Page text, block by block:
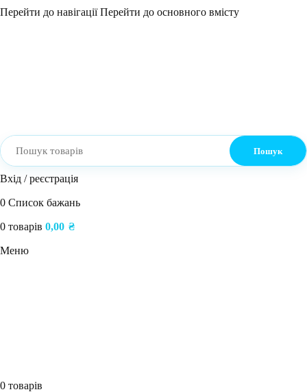
Перейти до навігаціїПерейти до основного вмісту
Пошук
Вхід / реєстрація
0 Список бажань
0 товарів 0,00 ₴
Меню
0 товарів